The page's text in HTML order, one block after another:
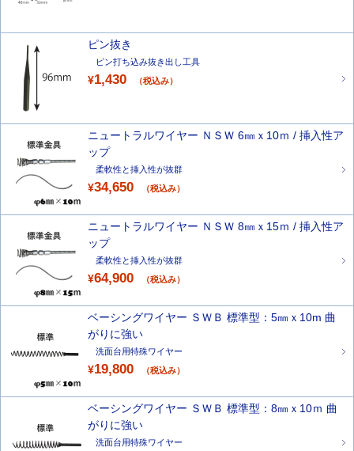
ピン抜き
ピン打ち込み抜き出し工具
¥1,430 （税込み）
ニュートラルワイヤー ＮＳＷ 6㎜ｘ10ｍ / 挿入性ア
ップ
柔軟性と挿入性が抜群
¥34,650 （税込み）
ニュートラルワイヤー ＮＳＷ 8㎜ｘ15ｍ / 挿入性ア
ップ
柔軟性と挿入性が抜群
¥64,900 （税込み）
ベーシングワイヤー ＳＷＢ 標準型：5㎜ｘ10m 曲
がりに強い
洗面台用特殊ワイヤー
¥19,800 （税込み）
ベーシングワイヤー ＳＷＢ 標準型：8㎜ｘ10ｍ 曲
がりに強い
洗面台用特殊ワイヤー